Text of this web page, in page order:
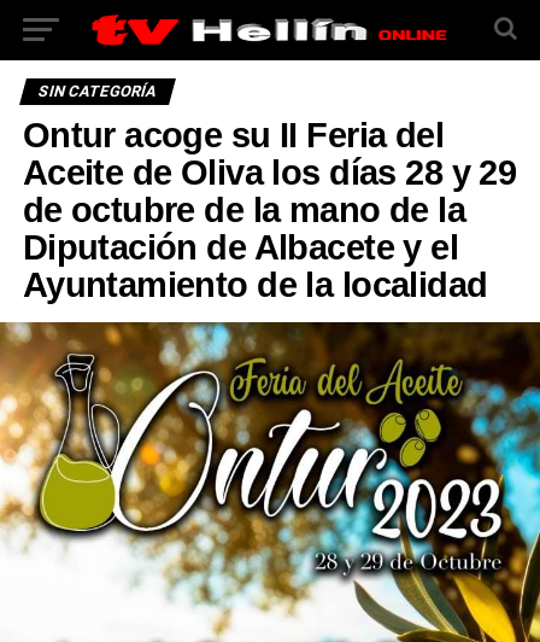
SIN CATEGORÍA
Ontur acoge su II Feria del
Aceite de Oliva los días 28 y 29
de octubre de la mano de la
Diputación de Albacete y el
Ayuntamiento de la localidad